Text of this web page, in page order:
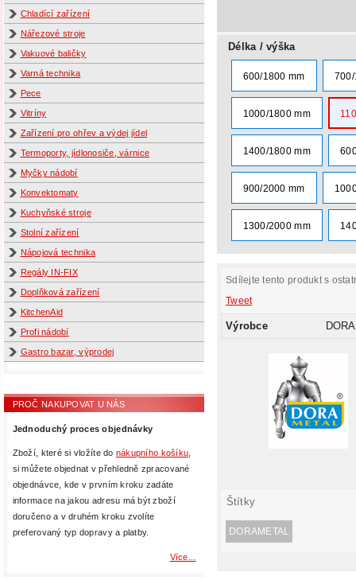
Chladící zařízení
Nářezové stroje
Vakuové baličky
Varná technika
Pece
Vitríny
Zařízení pro ohřev a výdej jídel
Termoporty, jídlonosiče, várnice
Myčky nádobí
Konvektomaty
Kuchyňské stroje
Stolní zařízení
Nápojová technika
Regály IN-FIX
Doplňková zařízení
KitchenAid
Profi nádobí
Gastro bazar, výprodej
PROČ NAKUPOVAT U NÁS
Jednoduchý proces objednávky
Zboží, které si vložíte do nákupního košíku,
si můžete objednat v přehledně zpracované
objednávce, kde v prvním kroku zadáte
informace na jakou adresu má být zboží
doručeno a v druhém kroku zvolíte
preferovaný typ dopravy a platby.
Více...
Délka / výška
600/1800 mm
1000/1800 mm
1400/1800 mm
900/2000 mm
1300/2000 mm
Sdílejte tento produkt s
Tweet
Výrobce
Štítky
DORAMETAL